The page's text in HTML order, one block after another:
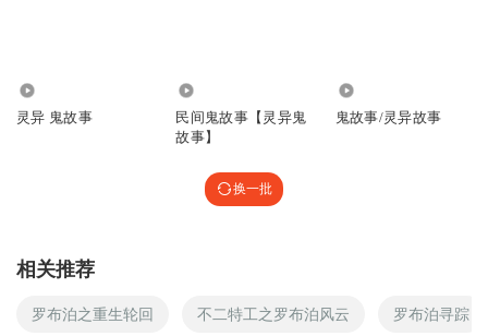
灵异 鬼故事
民间鬼故事【灵异鬼
故事】
鬼故事/灵异故事
换一批
相关推荐
罗布泊之重生轮回 不二特工之罗布泊风云 罗布泊寻踪